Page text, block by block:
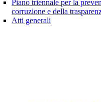
Piano triennale per la
corruzione e della
Atti generali